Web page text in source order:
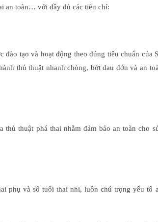
an toàn… với đầy đủ các tiêu chí:
tạo và hoạt động theo đúng tiêu chuẩn của
thủ thuật nhanh chóng, bớt đau đớn và an
thuật phá thai nhằm đảm bảo an toàn cho
phụ và số tuổi thai nhi, luôn chú trọng yếu tố